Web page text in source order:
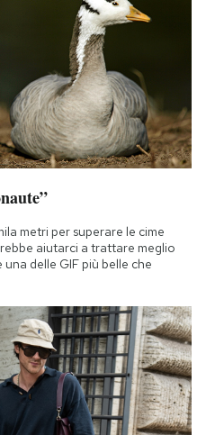
metri per superare le cime
aiutarci a trattare meglio
delle GIF più belle che